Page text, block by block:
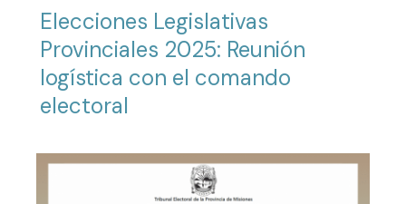
Elecciones Legislativas
Provinciales 2025: Reunión
logística con el comando
electoral